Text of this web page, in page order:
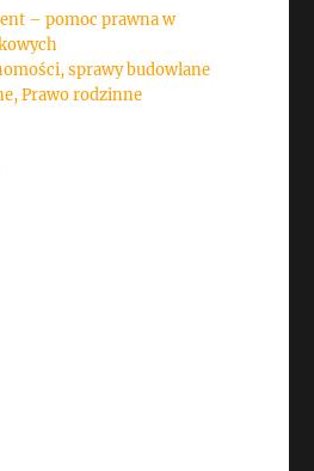
– pomoc prawna w
sprawy budowlane
Prawo rodzinne